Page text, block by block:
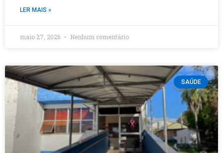
LER MAIS »
maio 27, 2026 Nenhum comentário
SAÚDE